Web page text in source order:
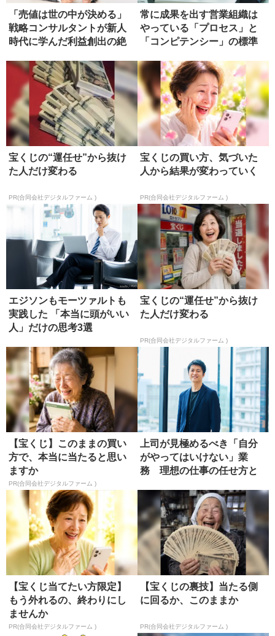
「売値は世の中が決める」
戦略コンサルタントが新人
時代に学んだ利益創出の絶
常に成果を出す営業組織は
やっている「プロセス」と
「コンピテンシー」の標準
宝くじの“運任せ”から抜け
た人だけ変わる
PR(合同会社デジタルファーム )
宝くじの買い方、気づいた
人から結果が変わっていく
PR(合同会社デジタルファーム )
エジソンもモーツァルトも
実践した 「本当に頭がいい
人」だけの思考3選
宝くじの“運任せ”から抜け
た人だけ変わる
PR(合同会社デジタルファーム )
【宝くじ】このままの買い
方で、本当に当たると思い
ますか
PR(合同会社デジタルファーム )
上司が見極めるべき「自分
がやってはいけない」業
務 理想の仕事の任せ方と
【宝くじ当てたい方限定】
もう外れるの、終わりにし
ませんか
PR(合同会社デジタルファーム )
【宝くじの裏技】当たる側
に回るか、このままか
PR(合同会社デジタルファーム )